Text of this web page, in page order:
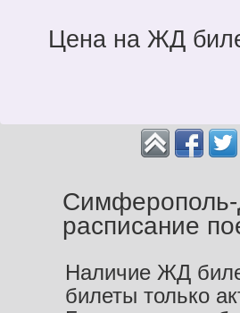
Цена на ЖД
Симферополь-
расписание
Наличие ЖД
билеты только